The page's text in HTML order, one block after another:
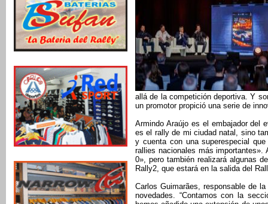
allá de la competición deportiva. Y
un promotor propició una serie de
Armindo Araújo es el embajador del
es el rally de mi ciudad natal, sino
y cuenta con una superespecial
rallies nacionales más importantes».
0», pero también realizará algunas
Rally2, que estará en la salida del
Carlos Guimarães, responsable de
novedades. “Contamos con la